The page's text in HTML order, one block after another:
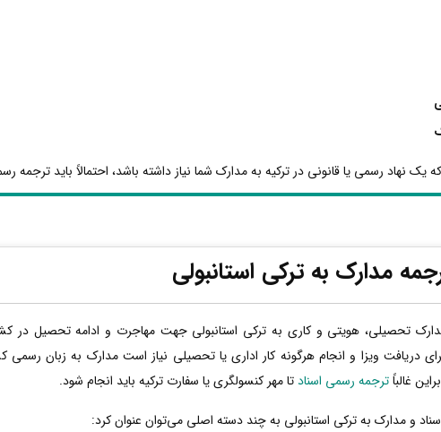
یک نهاد رسمی یا قانونی در ترکیه به مدارک شما نیاز داشته باشد، احتمالاً باید ترجمه
مدارک به ترکی استانبولی
تحصیلی، هویتی و کاری به ترکی استانبولی جهت مهاجرت و ادامه تحصیل در
دریافت ویزا و انجام هرگونه کار اداری یا تحصیلی نیاز است مدارک به زبان رسمی
غالباًترجمه رسمی اسنادتا مهر کنسولگری یا سفارت ترکیه باید انجام شود.
و مدارک به ترکی استانبولی به چند دسته اصلی می‌توان عنوان کرد: